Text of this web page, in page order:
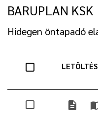
BARUPLAN KSK
Hidegen öntapadó
LETÖLTÉS
description